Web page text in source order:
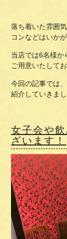
落ち着いた雰囲
コンなどはいか
当店では6名様か
ご用意いたして
今回の記事では
紹介していきまし
女子会や
ざいます！